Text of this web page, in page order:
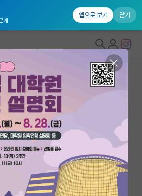
게
앱으로 보기 닫기
이문석 교수
부산대학교 전자공학과